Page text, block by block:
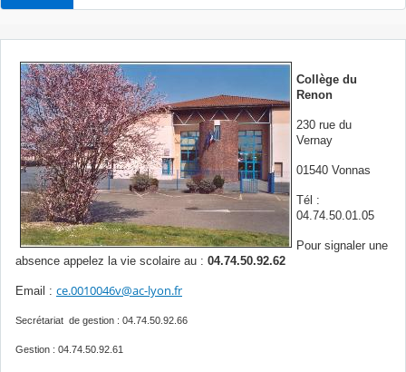
Collège du
Renon
230 rue du
Vernay
01540 Vonnas
Tél :
04.74.50.01.05
Pour signaler une
absence appelez la vie scolaire au : 04.74.50.92.62
Email : ce.0010046v@ac-lyon.fr
Secrétariat de gestion : 04.74.50.92.66
Gestion : 04.74.50.92.61